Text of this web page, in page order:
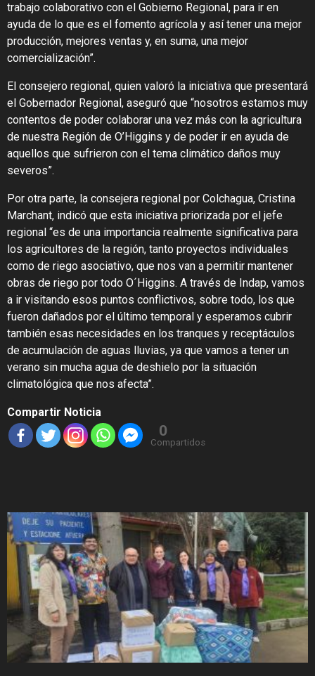
trabajo colaborativo con el Gobierno Regional, para ir en
ayuda de lo que es el fomento agrícola y así tener una mejor
producción, mejores ventas y, en suma, una mejor
comercialización”.
El consejero regional, quien valoró la iniciativa que presentará
el Gobernador Regional, aseguró que “nosotros estamos muy
contentos de poder colaborar una vez más con la agricultura
de nuestra Región de O’Higgins y de poder ir en ayuda de
aquellos que sufrieron con el tema climático daños muy
severos”.
Por otra parte, la consejera regional por Colchagua, Cristina
Marchant, indicó que esta iniciativa priorizada por el jefe
regional “es de una importancia realmente significativa para
los agricultores de la región, tanto proyectos individuales
como de riego asociativo, que nos van a permitir mantener
obras de riego por todo O´Higgins. A través de Indap, vamos
a ir visitando esos puntos conflictivos, sobre todo, los que
fueron dañados por el último temporal y esperamos cubrir
también esas necesidades en los tranques y receptáculos
de acumulación de aguas lluvias, ya que vamos a tener un
verano sin mucha agua de deshielo por la situación
climatológica que nos afecta”.
Compartir Noticia
0
Compartidos